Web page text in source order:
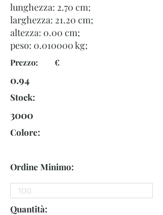
lunghezza: 2.70 cm;
larghezza: 21.20 cm;
altezza: 0.00 cm;
peso: 0.010000kg;
Prezzo: €
0.94
Stock:
3000
Colore:
Ordine Minimo:
Quantità: